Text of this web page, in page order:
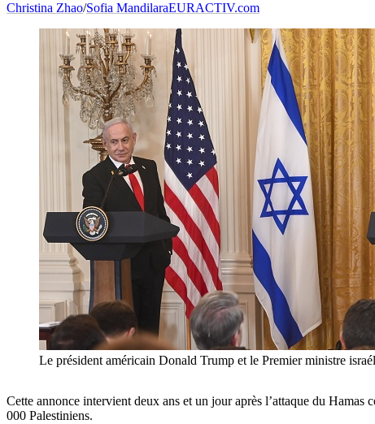
Christina Zhao/Sofia MandilaraEURACTIV.com
Le président américain Donald Trump et le Premier ministre
Cette annonce intervient deux ans et un jour après l’attaque du
000 Palestiniens.